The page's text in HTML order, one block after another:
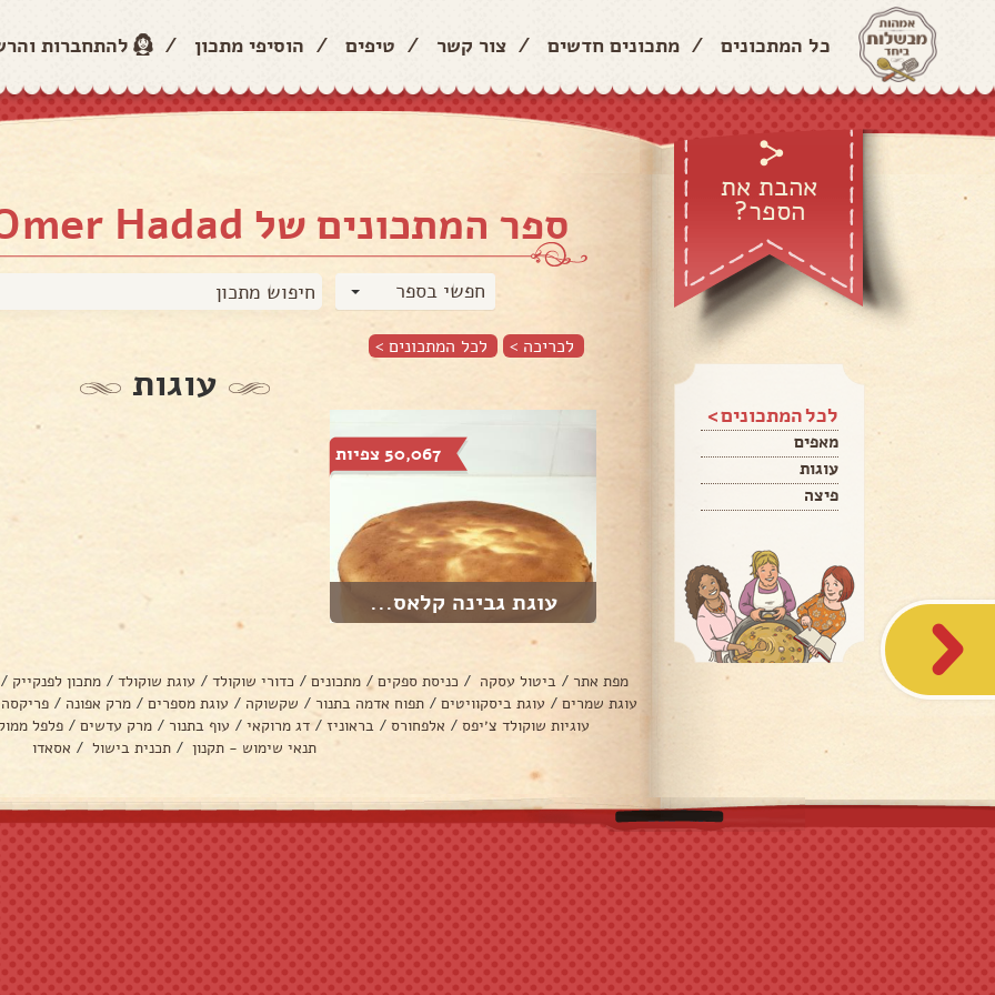
כל המתכונים / מתכונים חדשים / צור קשר / טיפים / הוסיפי מתכון / להתחברות
אהבת את
הספר?
לכל המתכונים >
מאפים
עוגות
פיצה
ספר המתכונים של Shiran Ve Omer Hadad
חפשי בספר
לכריכה > לכל המתכונים >
עוגות
50,067 צפיות
עוגת גבינה קלאס...
מפת אתר / ביטול עסקה / כניסת ספקים / מתכונים / כדורי שוקולד / עוגת שוקולד / מתכון לפנקייק /
עוגת שמרים / עוגת ביסקוויטים / תפוח אדמה בתנור / שקשוקה / עוגת מספרים / מרק אפונה / פריקסה
עוגיות שוקולד צ׳יפס / אלפחורס / בראוניז / דג מרוקאי / עוף בתנור / מרק עדשים / פלפל
תנאי שימוש - תקנון / תכנית בישול / אסאדו